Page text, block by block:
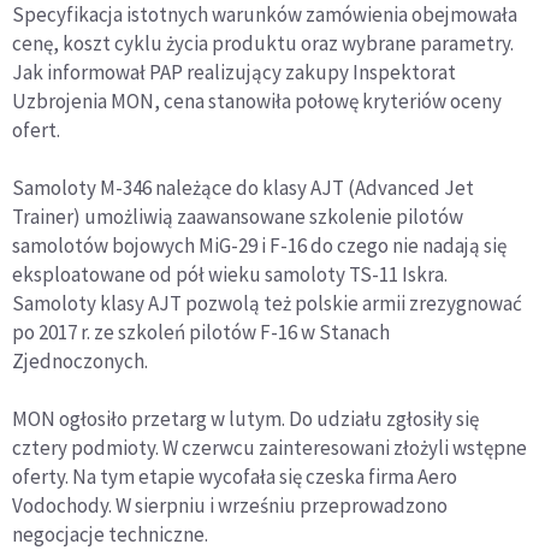
Specyfikacja istotnych warunków zamówienia obejmowała
cenę, koszt cyklu życia produktu oraz wybrane parametry.
Jak informował PAP realizujący zakupy Inspektorat
Uzbrojenia MON, cena stanowiła połowę kryteriów oceny
ofert.
Samoloty M-346 należące do klasy AJT (Advanced Jet
Trainer) umożliwią zaawansowane szkolenie pilotów
samolotów bojowych MiG-29 i F-16 do czego nie nadają się
eksploatowane od pół wieku samoloty TS-11 Iskra.
Samoloty klasy AJT pozwolą też polskie armii zrezygnować
po 2017 r. ze szkoleń pilotów F-16 w Stanach
Zjednoczonych.
MON ogłosiło przetarg w lutym. Do udziału zgłosiły się
cztery podmioty. W czerwcu zainteresowani złożyli wstępne
oferty. Na tym etapie wycofała się czeska firma Aero
Vodochody. W sierpniu i wrześniu przeprowadzono
negocjacje techniczne.